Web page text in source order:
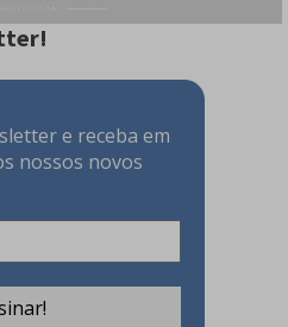
e receba em
nossos novos